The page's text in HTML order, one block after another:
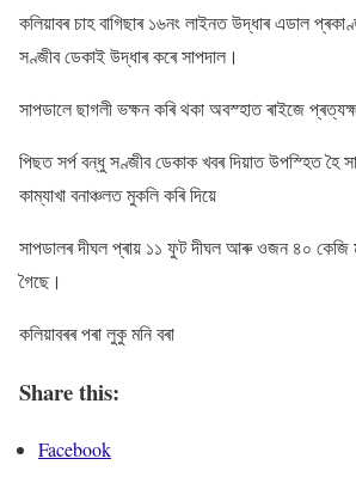
কলিয়াবৰ চাহ বাগিছাৰ ১৬নং লাইনত উদ্ধাৰ এডাল
সণ্জীব ডেকাই উদ্ধাৰ কৰে সাপদাল।
সাপডালে ছাগলী ভক্ষন কৰি থকা অবস্হাত ৰাইজে
পিছত সৰ্প বন্ধু সণ্জীব ডেকাক খবৰ দিয়াত উপস্হিত হৈ
কাম্যাখা বনাঞ্চলত মুকলি কৰি দিয়ে
সাপডালৰ দীঘল প্ৰায় ১১ ফুট দীঘল আৰু ওজন ৪০ কেজি
গৈছে।
কলিয়াবৰৰ পৰা লুকু মনি বৰা
Share this:
Facebook